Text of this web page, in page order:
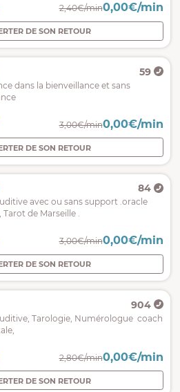
2,40€/min0,00€/min
DE SON RETOUR
59
dans la bienveillance et sans
3,00€/min0,00€/min
DE SON RETOUR
84
avec ou sans support .oracle
Tarot de Marseille .
3,00€/min0,00€/min
DE SON RETOUR
904
Tarologie, Numérologue coach
2,80€/min0,00€/min
DE SON RETOUR